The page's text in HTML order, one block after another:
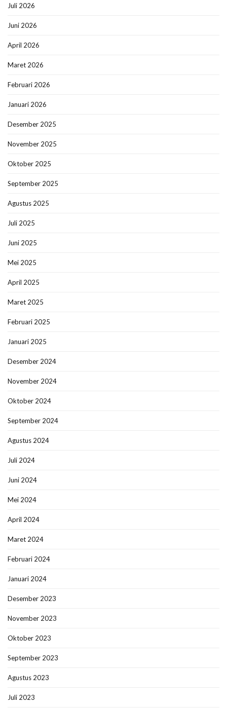
Juli 2026
Juni 2026
April 2026
Maret 2026
Februari 2026
Januari 2026
Desember 2025
November 2025
Oktober 2025
September 2025
Agustus 2025
Juli 2025
Juni 2025
Mei 2025
April 2025
Maret 2025
Februari 2025
Januari 2025
Desember 2024
November 2024
Oktober 2024
September 2024
Agustus 2024
Juli 2024
Juni 2024
Mei 2024
April 2024
Maret 2024
Februari 2024
Januari 2024
Desember 2023
November 2023
Oktober 2023
September 2023
Agustus 2023
Juli 2023